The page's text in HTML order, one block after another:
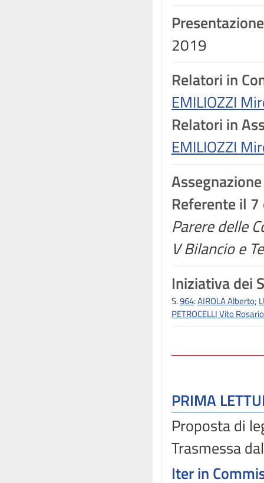
2019
Relatori in
EMILIOZZI
Relatori in
EMILIOZZI
Assegnazione
Referente il
Parere delle
V Bilancio e
Iniziativa dei
S.964:AIROLA Alberto;
PETROCELLI Vito Rosario
PRIMA
Proposta di
Trasmessa
Iter in